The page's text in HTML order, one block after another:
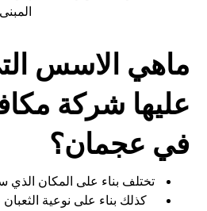
ماهي الاسس
عليها شركة
في عجمان؟
تختلف بناء على المكان الذي
كذلك بناء على نوعية